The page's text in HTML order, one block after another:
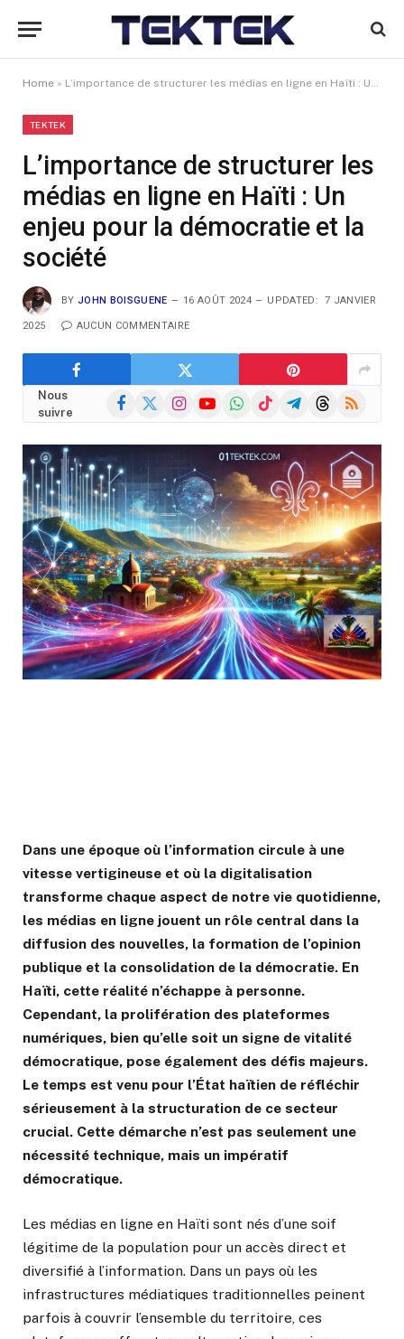
Home » L’importance de structurer les médias en ligne en Haïti : Un enjeu pour la démocratie et la société
TEKTEK
L’importance de structurer les
médias en ligne en Haïti : Un
enjeu pour la démocratie et la
société
BY JOHN BOISGUENE 16 AOÛT 2024 UPDATED: 7 JANVIER
2025 AUCUN COMMENTAIRE
Nous
suivre
Facebook
X
InstagramYouTubeWhatsAppTikTokTelegramThreads
RSS
Dans une époque où l’information circule à une
vitesse vertigineuse et où la digitalisation
transforme chaque aspect de notre vie quotidienne,
les médias en ligne jouent un rôle central dans la
diffusion des nouvelles, la formation de l’opinion
publique et la consolidation de la démocratie. En
Haïti, cette réalité n’échappe à personne.
Cependant, la prolifération des plateformes
numériques, bien qu’elle soit un signe de vitalité
démocratique, pose également des défis majeurs.
Le temps est venu pour l’État haïtien de réfléchir
sérieusement à la structuration de ce secteur
crucial. Cette démarche n’est pas seulement une
nécessité technique, mais un impératif
démocratique.
Les médias en ligne en Haïti sont nés d’une soif
légitime de la population pour un accès direct et
diversifié à l’information. Dans un pays où les
infrastructures médiatiques traditionnelles peinent
parfois à couvrir l’ensemble du territoire, ces